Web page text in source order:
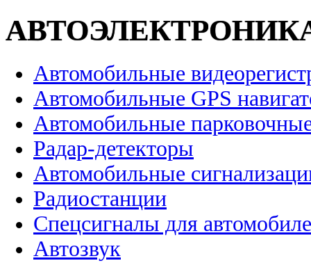
Автомобильные
Автомобильные GPS
Автомобильные
Радар-детекторы
Автомобильные
Радиостанции
Спецсигналы для
Автозвук